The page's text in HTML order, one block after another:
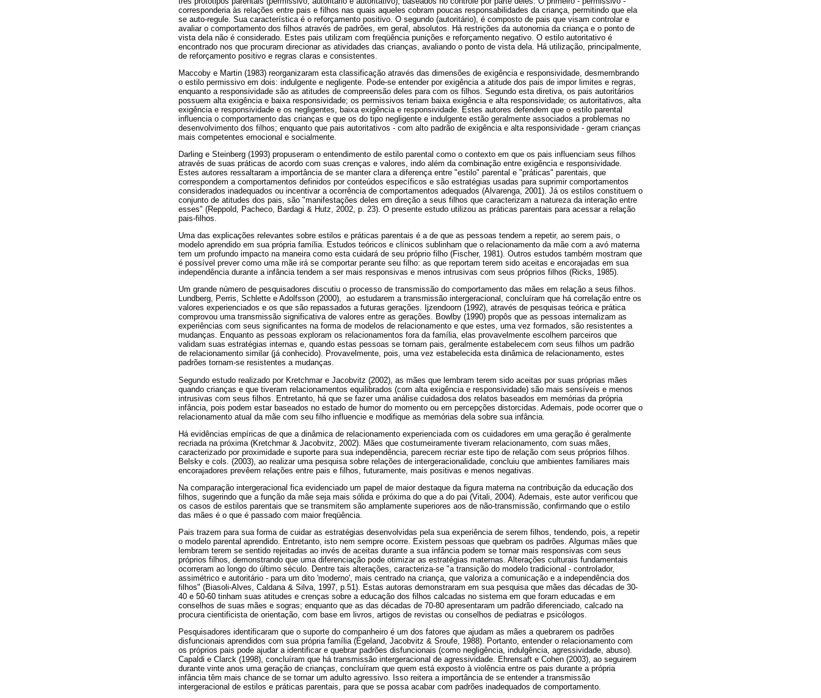
corresponderia às relações entre pais e filhos nas quais aqueles cobram poucas responsabilidades da criança, permitindo que ela
se auto-regule. Sua característica é o reforçamento positivo. O segundo (autoritário), é composto de pais que visam controlar e
avaliar o comportamento dos filhos através de padrões, em geral, absolutos. Há restrições da autonomia da criança e o ponto de
vista dela não é considerado. Estes pais utilizam com freqüência punições e reforçamento negativo. O estilo autoritativo é
encontrado nos que procuram direcionar as atividades das crianças, avaliando o ponto de vista dela. Há utilização, principalmente,
de reforçamento positivo e regras claras e consistentes.
Maccoby e Martin (1983) reorganizaram esta classificação através das dimensões de exigência e responsividade, desmembrando
o estilo permissivo em dois: indulgente e negligente. Pode-se entender por exigência a atitude dos pais de impor limites e regras,
enquanto a responsividade são as atitudes de compreensão deles para com os filhos. Segundo esta diretiva, os pais autoritários
possuem alta exigência e baixa responsividade; os permissivos teriam baixa exigência e alta responsividade; os autoritativos, alta
exigência e responsividade e os negligentes, baixa exigência e responsividade. Estes autores defendem que o estilo parental
influencia o comportamento das crianças e que os do tipo negligente e indulgente estão geralmente associados a problemas no
desenvolvimento dos filhos; enquanto que pais autoritativos - com alto padrão de exigência e alta responsividade - geram crianças
mais competentes emocional e socialmente.
Darling e Steinberg (1993) propuseram o entendimento de estilo parental como o contexto em que os pais influenciam seus filhos
através de suas práticas de acordo com suas crenças e valores, indo além da combinação entre exigência e responsividade.
Estes autores ressaltaram a importância de se manter clara a diferença entre "estilo" parental e "práticas" parentais, que
correspondem a comportamentos definidos por conteúdos específicos e são estratégias usadas para suprimir comportamentos
considerados inadequados ou incentivar a ocorrência de comportamentos adequados (Alvarenga, 2001). Já os estilos constituem o
conjunto de atitudes dos pais, são "manifestações deles em direção a seus filhos que caracterizam a natureza da interação entre
esses" (Reppold, Pacheco, Bardagi & Hutz, 2002, p. 23). O presente estudo utilizou as práticas parentais para acessar a relação
pais-filhos.
Uma das explicações relevantes sobre estilos e práticas parentais é a de que as pessoas tendem a repetir, ao serem pais, o
modelo aprendido em sua própria família. Estudos teóricos e clínicos sublinham que o relacionamento da mãe com a avó materna
tem um profundo impacto na maneira como esta cuidará de seu próprio filho (Fischer, 1981). Outros estudos também mostram que
é possível prever como uma mãe irá se comportar perante seu filho: as que reportam terem sido aceitas e encorajadas em sua
independência durante a infância tendem a ser mais responsivas e menos intrusivas com seus próprios filhos (Ricks, 1985).
Um grande número de pesquisadores discutiu o processo de transmissão do comportamento das mães em relação a seus filhos.
Lundberg, Perris, Schlette e Adolfsson (2000), ao estudarem a transmissão intergeracional, concluíram que há correlação entre os
valores experienciados e os que são repassados a futuras gerações. Ijzendoorn (1992), através de pesquisas teórica e prática
comprovou uma transmissão significativa de valores entre as gerações. Bowlby (1990) propôs que as pessoas internalizam as
experiências com seus significantes na forma de modelos de relacionamento e que estes, uma vez formados, são resistentes a
mudanças. Enquanto as pessoas exploram os relacionamentos fora da família, elas provavelmente escolhem parceiros que
validam suas estratégias internas e, quando estas pessoas se tornam pais, geralmente estabelecem com seus filhos um padrão
de relacionamento similar (já conhecido). Provavelmente, pois, uma vez estabelecida esta dinâmica de relacionamento, estes
padrões tornam-se resistentes a mudanças.
Segundo estudo realizado por Kretchmar e Jacobvitz (2002), as mães que lembram terem sido aceitas por suas próprias mães
quando crianças e que tiveram relacionamentos equilibrados (com alta exigência e responsividade) são mais sensíveis e menos
intrusivas com seus filhos. Entretanto, há que se fazer uma análise cuidadosa dos relatos baseados em memórias da própria
infância, pois podem estar baseados no estado de humor do momento ou em percepções distorcidas. Ademais, pode ocorrer que o
relacionamento atual da mãe com seu filho influencie e modifique as memórias dela sobre sua infância.
Há evidências empíricas de que a dinâmica de relacionamento experienciada com os cuidadores em uma geração é geralmente
recriada na próxima (Kretchmar & Jacobvitz, 2002). Mães que costumeiramente tiveram relacionamento, com suas mães,
caracterizado por proximidade e suporte para sua independência, parecem recriar este tipo de relação com seus próprios filhos.
Belsky e cols. (2003), ao realizar uma pesquisa sobre relações de intergeracionalidade, concluiu que ambientes familiares mais
encorajadores prevêem relações entre pais e filhos, futuramente, mais positivas e menos negativas.
Na comparação intergeracional fica evidenciado um papel de maior destaque da figura materna na contribuição da educação dos
filhos, sugerindo que a função da mãe seja mais sólida e próxima do que a do pai (Vitali, 2004). Ademais, este autor verificou que
os casos de estilos parentais que se transmitem são amplamente superiores aos de não-transmissão, confirmando que o estilo
das mães é o que é passado com maior freqüência.
Pais trazem para sua forma de cuidar as estratégias desenvolvidas pela sua experiência de serem filhos, tendendo, pois, a repetir
o modelo parental aprendido. Entretanto, isto nem sempre ocorre. Existem pessoas que quebram os padrões. Algumas mães que
lembram terem se sentido rejeitadas ao invés de aceitas durante a sua infância podem se tornar mais responsivas com seus
próprios filhos, demonstrando que uma diferenciação pode otimizar as estratégias maternas. Alterações culturais fundamentais
ocorreram ao longo do último século. Dentre tais alterações, caracteriza-se "a transição do modelo tradicional - controlador,
assimétrico e autoritário - para um dito 'moderno', mais centrado na criança, que valoriza a comunicação e a independência dos
filhos" (Biasoli-Alves, Caldana & Silva, 1997, p.51). Estas autoras demonstraram em sua pesquisa que mães das décadas de 30-
40 e 50-60 tinham suas atitudes e crenças sobre a educação dos filhos calcadas no sistema em que foram educadas e em
conselhos de suas mães e sogras; enquanto que as das décadas de 70-80 apresentaram um padrão diferenciado, calcado na
procura cientificista de orientação, com base em livros, artigos de revistas ou conselhos de pediatras e psicólogos.
Pesquisadores identificaram que o suporte do companheiro é um dos fatores que ajudam as mães a quebrarem os padrões
disfuncionais aprendidos com sua própria família (Egeland, Jacobvitz & Sroufe, 1988). Portanto, entender o relacionamento com
os próprios pais pode ajudar a identificar e quebrar padrões disfuncionais (como negligência, indulgência, agressividade, abuso).
Capaldi e Clarck (1998), concluíram que há transmissão intergeracional de agressividade. Ehrensaft e Cohen (2003), ao seguirem
durante vinte anos uma geração de crianças, concluíram que quem está exposto à violência entre os pais durante a própria
infância têm mais chance de se tornar um adulto agressivo. Isso reitera a importância de se entender a transmissão
intergeracional de estilos e práticas parentais, para que se possa acabar com padrões inadequados de comportamento.